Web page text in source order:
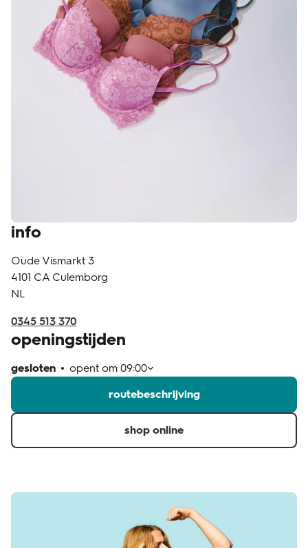
klantenservice
info
Oude Vismarkt 3
4101 CA Culemborg
NL
0345 513 370
openingstijden
gesloten opent om 09:00
routebeschrijving
shop online